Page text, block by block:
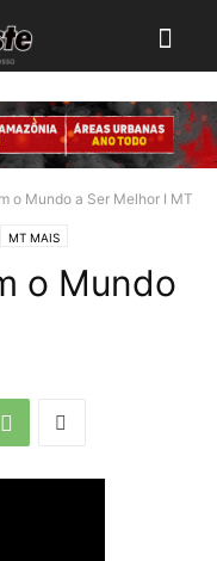
o Mundo a Ser Melhor I MT
MT MAIS
o Mundo